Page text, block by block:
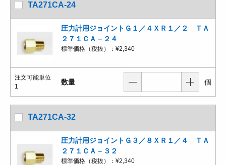
TA271CA-24
圧力計用ジョイントＧ１／４ＸＲ１／２ ＴＡ
２７１ＣＡ－２４
標準価格（税抜）： ¥2,340
注文可能単位
1
数量 個
TA271CA-32
圧力計用ジョイントＧ３／８ＸＲ１／４ ＴＡ
２７１ＣＡ－３２
標準価格（税抜）： ¥2,340